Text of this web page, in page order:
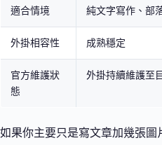
適合情境 純文字寫作、部
外掛相容性 成熟穩定
官方維護狀
態
外掛持續維護至
如果你主要只是寫文章加幾張圖